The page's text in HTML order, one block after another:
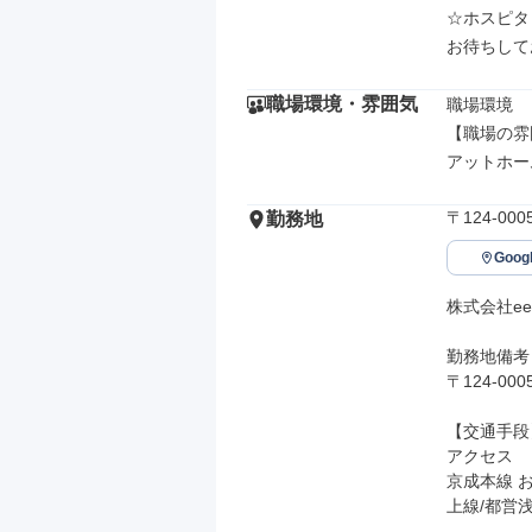
☆ホスピタ
お待ちし
職場環境・雰囲気
職場環境
【職場の
アットホ
勤務地 〒124-
株式会社
勤務地備考
〒124-
【交通手
アクセス
京成本線
上線/都営